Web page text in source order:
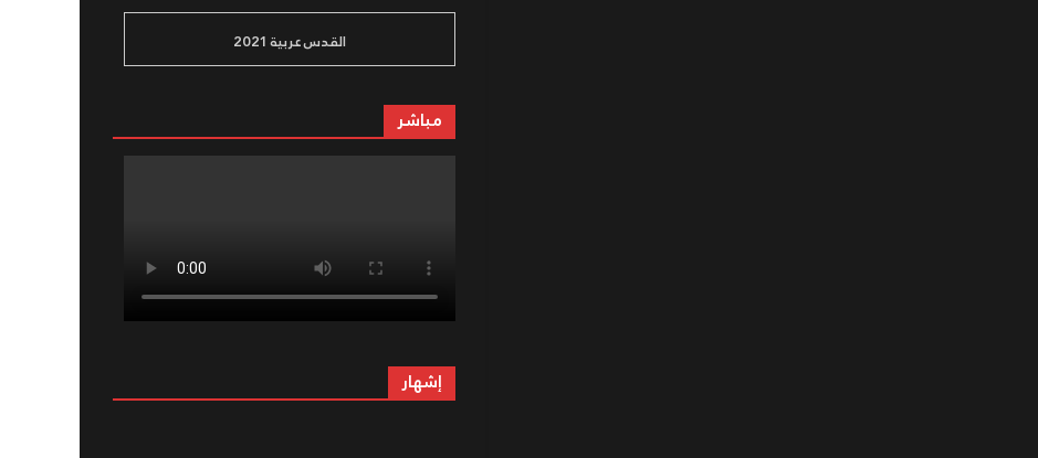
القدس عربية 2021
مباشر
إشهار